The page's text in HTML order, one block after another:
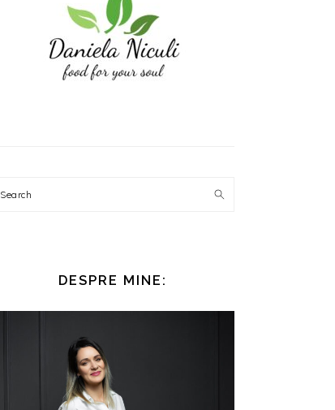
Search
DESPRE MINE: